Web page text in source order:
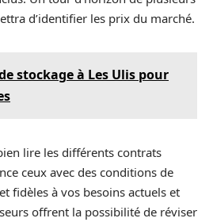
d’identifier les prix du marché.
stockage à Les Ulis pour
lire les différents contrats
ceux avec des conditions de
fidèles à vos besoins actuels et
offrent la possibilité de réviser